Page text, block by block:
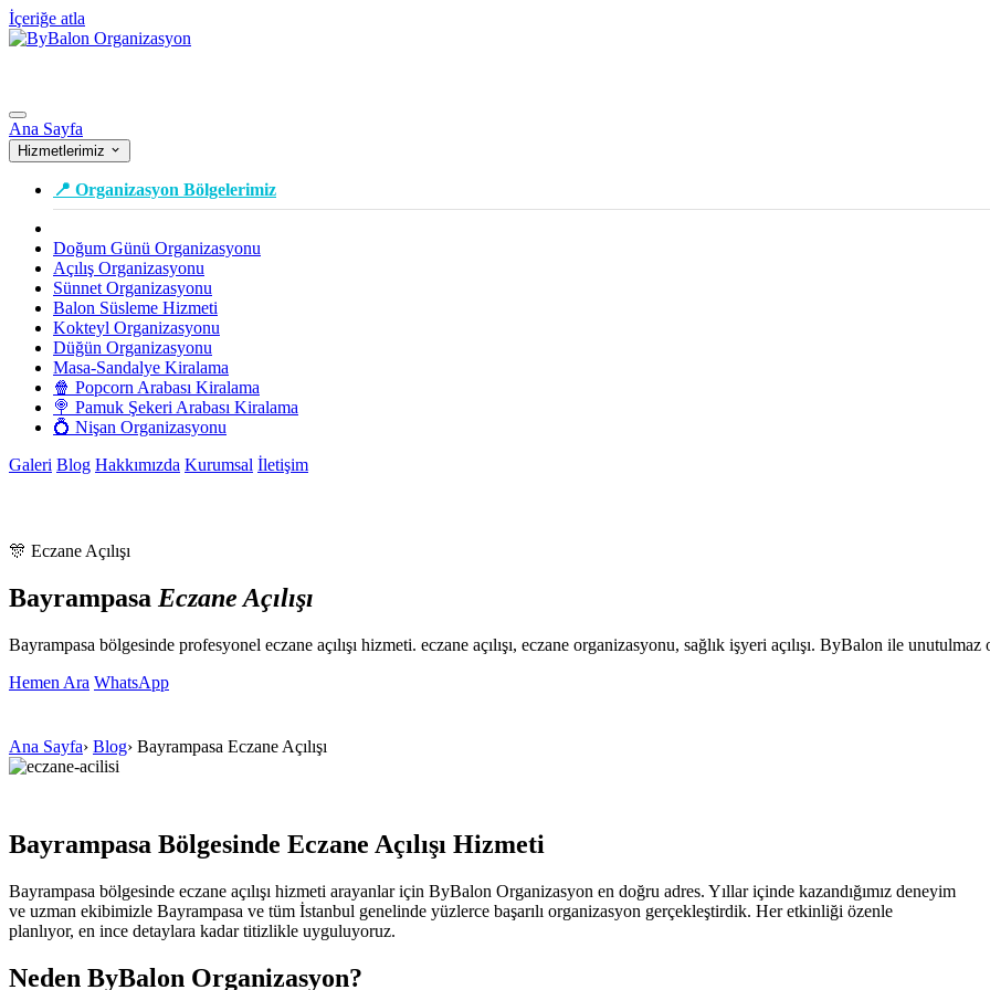
İçeriğe atla
Ana Sayfa
Hizmetlerimiz
📍 Organizasyon Bölgelerimiz
Doğum Günü Organizasyonu
Açılış Organizasyonu
Sünnet Organizasyonu
Balon Süsleme Hizmeti
Kokteyl Organizasyonu
Düğün Organizasyonu
Masa-Sandalye Kiralama
🍿 Popcorn Arabası Kiralama
🍭 Pamuk Şekeri Arabası Kiralama
💍 Nişan Organizasyonu
Galeri Blog Hakkımızda Kurumsal İletişim
🎊 Eczane Açılışı
Bayrampasa Eczane Açılışı
Bayrampasa bölgesinde profesyonel eczane açılışı hizmeti. eczane açılışı, eczane organizasyonu, sağlık işyeri açılışı. ByBalon ile unutulmaz
Hemen Ara WhatsApp
Ana Sayfa› Blog› Bayrampasa Eczane Açılışı
Bayrampasa Bölgesinde Eczane Açılışı Hizmeti
Bayrampasa bölgesinde eczane açılışı hizmeti arayanlar için ByBalon Organizasyon en doğru adres. Yıllar içinde kazandığımız deneyim
ve uzman ekibimizle Bayrampasa ve tüm İstanbul genelinde yüzlerce başarılı organizasyon gerçekleştirdik. Her etkinliği özenle
planlıyor, en ince detaylara kadar titizlikle uyguluyoruz.
Neden ByBalon Organizasyon?